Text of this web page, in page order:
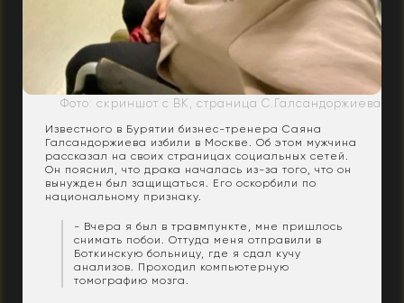
Фото: скриншот с ВК, страница С.Галсандоржиева
Известного в Бурятии бизнес-тренера Саяна
Галсандоржиева избили в Москве. Об этом мужчина
рассказал на своих страницах социальных сетей.
Он пояснил, что драка началась из-за того, что он
вынужден был защищаться. Его оскорбили по
национальному признаку.
- Вчера я был в травмпункте, мне пришлось
снимать побои. Оттуда меня отправили в
Боткинскую больницу, где я сдал кучу
анализов. Проходил компьютерную
томографию мозга.